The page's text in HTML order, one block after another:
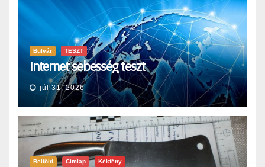
Bulvár TESZT
Internet sebesség teszt
júl 31, 2026
Belföld Címlap Kékfény